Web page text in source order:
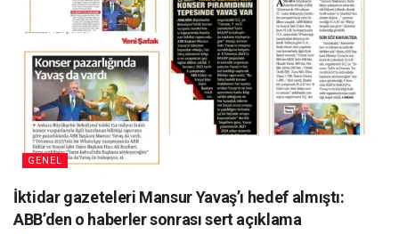
GENEL
İktidar gazeteleri Mansur Yavaş’ı hedef almıştı:
ABB’den o haberler sonrası sert açıklama